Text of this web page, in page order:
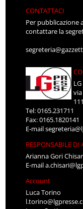
CONTATTACI
Per pubblicazione
contattare la
LG
Tel: 0165.231711
Fax: 0165.1820141
E-mail
RESPONSABILE DI
Arianna Gori
E-mail
Account
Luca Torino